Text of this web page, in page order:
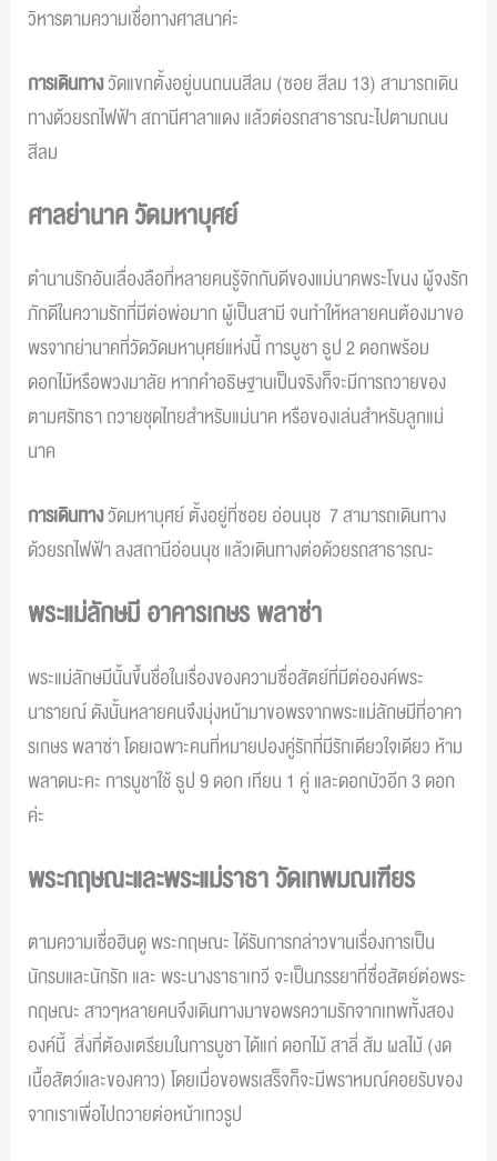
วิหารตามความเชื่อทางศาสนาค่ะ
การเดินทางวัดแขกตั้งอยู่บนถนนสีลม (ซอย สีลม 13) สามารถเดิน
ทางด้วยรถไฟฟ้า สถานีศาลาแดง แล้วต่อรถสาธารณะไปตามถนน
สีลม
ศาลย่านาค วัดมหาบุศย์
ตำนานรักอันเลื่องลือที่หลายคนรู้จักกันดีของแม่นาคพระโขนง ผู้จงรัก
ภักดีในความรักที่มีต่อพ่อมาก ผู้เป็นสามี จนทำให้หลายคนต้องมาขอ
พรจากย่านาคที่วัดวัดมหาบุศย์แห่งนี้ การบูชา ธูป 2 ดอกพร้อม
ดอกไม้หรือพวงมาลัย หากคำอธิษฐานเป็นจริงก็จะมีการถวายของ
ตามศรัทธา ถวายชุดไทยสำหรับแม่นาค หรือของเล่นสำหรับลูกแม่
นาค
การเดินทางวัดมหาบุศย์ ตั้งอยู่ที่ซอย อ่อนนุช 7 สามารถเดินทาง
ด้วยรถไฟฟ้า ลงสถานีอ่อนนุช แล้วเดินทางต่อด้วยรถสาธารณะ
พระแม่ลักษมี อาคารเกษร พลาซ่า
พระแม่ลักษมีนั้นขึ้นชื่อในเรื่องของความซื่อสัตย์ที่มีต่อองค์พระ
นารายณ์ ดังนั้นหลายคนจึงมุ่งหน้ามาขอพรจากพระแม่ลักษมีที่อาคา
รเกษร พลาซ่า โดยเฉพาะคนที่หมายปองคู่รักที่มีรักเดียวใจเดียว ห้าม
พลาดนะคะ การบูชาใช้ ธูป 9 ดอก เทียน 1 คู่ และดอกบัวอีก 3 ดอก
ค่ะ
พระกฤษณะและพระแม่ราธา วัดเทพมณเฑียร
ตามความเชื่อฮินดู พระกฤษณะ ได้รับการกล่าวขานเรื่องการเป็น
นักรบและนักรัก และ พระนางราธาเทวี จะเป็นภรรยาที่ซื่อสัตย์ต่อพระ
กฤษณะ สาวๆหลายคนจึงเดินทางมาขอพรความรักจากเทพทั้งสอง
องค์นี้ สิ่งที่ต้องเตรียมในการบูชา ได้แก่ ดอกไม้ สาลี่ ส้ม ผลไม้ (งด
เนื้อสัตว์และของคาว) โดยเมื่อขอพรเสร็จก็จะมีพราหมณ์คอยรับของ
จากเราเพื่อไปถวายต่อหน้าเทวรูป